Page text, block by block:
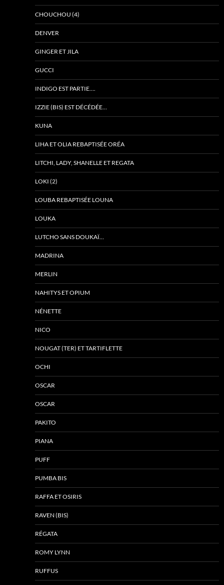
CHOUCHOU (4)
DENVER
GINGER ET JILA
GUCCI
INDIGO EST PARTIE….
IZZIE (BIS) EST DÉCÉDÉE…
KUNA
LIHA ET OLIA REBAPTISÉE ORÉA
LITCHI, LADY, SHANELLE ET REGATA
LOKI (2)
LOUBA REBAPTISÉE LOUNA
LOUKA
LUTCHO SANS DOUKAÏ…
MADRINA
MERLIN
NAHITYS ET OPIUM
NÉNETTE
NICO
NOUGAT (TER) ET TARTIFLETTE
OCHI
OSCAR
OSCAR
PAKITO
PIANA
PUFF
PUMBA BIS
RAFFA ET OSIRIS
RAVEN (BIS)
RÉGATA
ROMY LYNN
RUFFUS